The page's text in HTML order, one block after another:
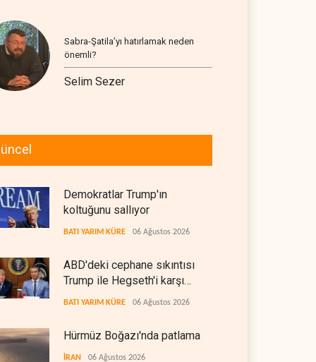
Sabra-Şatila’yı hatırlamak neden
önemli?
Selim Sezer
Demokratlar Trump'ın
koltuğunu sallıyor
BATI YARIM KÜRE 06 Ağustos 2026
ABD'deki cephane sıkıntısı
Trump ile Hegseth'i karşı
karşıya getirdi
BATI YARIM KÜRE 06 Ağustos 2026
Hürmüz Boğazı'nda patlama
İRAN 06 Ağustos 2026